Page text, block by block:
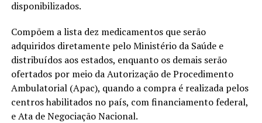
disponibilizados.
Compõem a lista dez medicamentos que serão
adquiridos diretamente pelo Ministério da Saúde e
distribuídos aos estados, enquanto os demais serão
ofertados por meio da Autorização de Procedimento
Ambulatorial (Apac), quando a compra é realizada pelos
centros habilitados no país, com financiamento federal,
e Ata de Negociação Nacional.